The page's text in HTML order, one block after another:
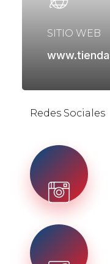
SITIO WEB
Redes Sociales